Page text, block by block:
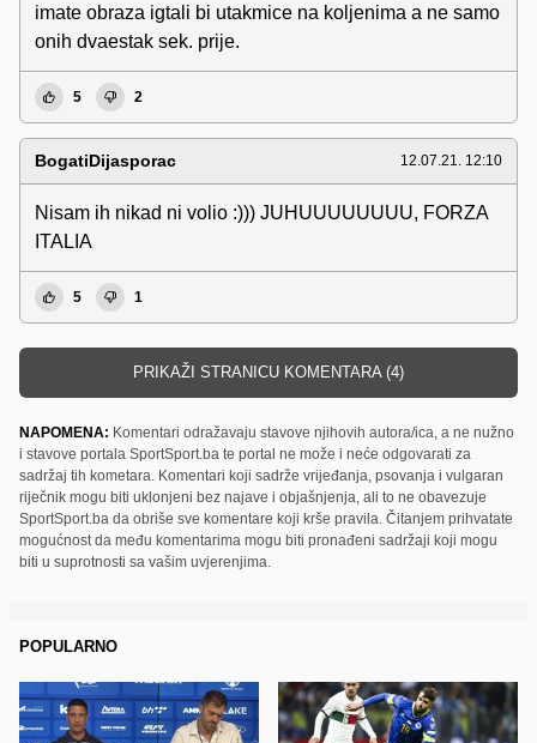
imate obraza igtali bi utakmice na koljenima a ne samo
onih dvaestak sek. prije.
5 2
BogatiDijasporac 12.07.21. 12:10
Nisam ih nikad ni volio :))) JUHUUUUUUUU, FORZA
ITALIA
5 1
PRIKAŽI STRANICU KOMENTARA (4)
NAPOMENA: Komentari odražavaju stavove njihovih autora/ica, a ne nužno
i stavove portala SportSport.ba te portal ne može i neće odgovarati za
sadržaj tih kometara. Komentari koji sadrže vrijeđanja, psovanja i vulgaran
riječnik mogu biti uklonjeni bez najave i objašnjenja, ali to ne obavezuje
SportSport.ba da obriše sve komentare koji krše pravila. Čitanjem prihvatate
mogućnost da među komentarima mogu biti pronađeni sadržaji koji mogu
biti u suprotnosti sa vašim uvjerenjima.
POPULARNO